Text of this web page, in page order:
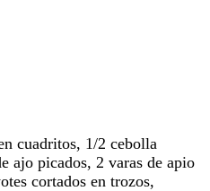
cuadritos, 1/2 cebolla
ajo picados, 2 varas de apio
cortados en trozos,